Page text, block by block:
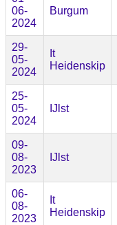
06-
2024
Burgum
29-
05-
2024
It
Heidenskip
25-
05-
2024
IJlst
09-
08-
2023
IJlst
06-
08-
2023
It
Heidenskip